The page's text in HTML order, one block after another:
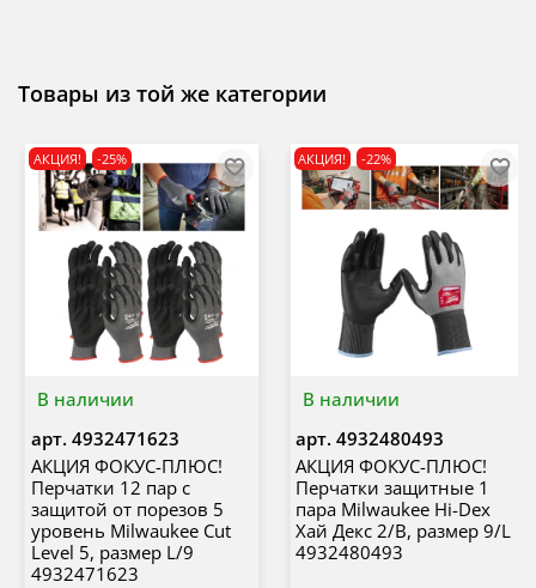
Товары из той же категории
В наличии
АКЦИЯ! -25%
арт. 4932471623
АКЦИЯ ФОКУС-ПЛЮС!
Перчатки 12 пар с
защитой от порезов 5
уровень Milwaukee Cut
Level 5, размер L/9
4932471623
В наличии
АКЦИЯ! -22%
арт. 4932480493
АКЦИЯ ФОКУС-ПЛЮС!
Перчатки защитные 1
пара Milwaukee Hi-Dex
Хай Декс 2/B, размер 9/L
4932480493